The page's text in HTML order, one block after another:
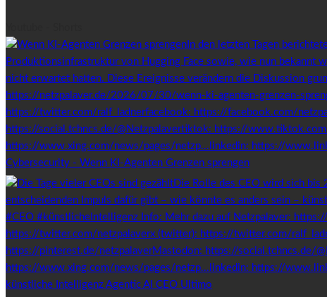
Cybersecurity - Wenn KI-Agenten Grenzen sprengen
künstliche Intelligenz Agentic AI CEO Ultimo